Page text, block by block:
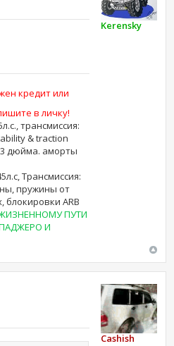
кредит или
в личку!
трансмиссия:
& traction
дюйма. аморты
Трансмиссия:
пружины от
блокировки ARB
ПУТИ
И
Kerensky
Cashish